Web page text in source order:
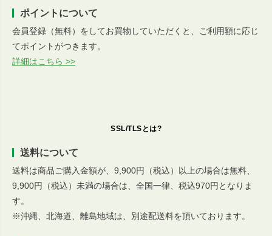
ポイントについて
会員登録（無料）をしてお買物していただくと、ご利用額に応じ
てポイントがつきます。
詳細はこちら >>
SSL/TLSとは?
送料について
送料は商品ご購入金額が、9,900円（税込）以上の場合は無料、
9,900円（税込）未満の場合は、全国一律、税込970円となりま
す。
※沖縄、北海道、離島地域は、別途配送料を頂いております。